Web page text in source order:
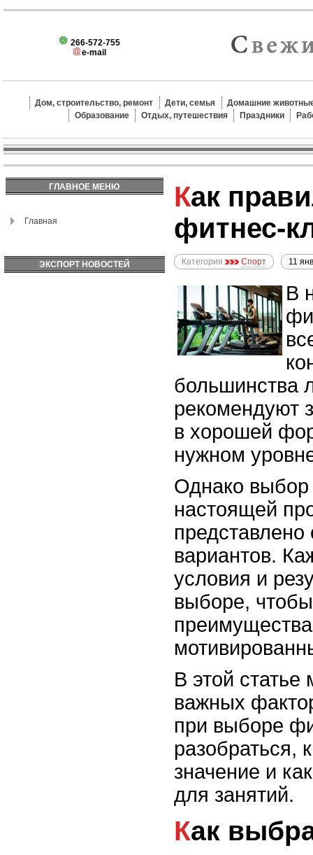
266-572-755
e-mail
Дом, строительство, ремонт Дети, семья
Домашние
Образование
Отдых, путешествия Праздники
ГЛАВНОЕ МЕНЮ
Главная
ЭКСПОРТ НОВОСТЕЙ
Как правильно выбрать
фитнес-
Категория Спорт 11
В
большинства
рекомендуют
в хорошей
нужном
Однако выбор
настоящей
вариантов.
условия и
выборе,
преимущества
В этой
важных
при выборе
разобраться,
значение и
для занятий.
Как